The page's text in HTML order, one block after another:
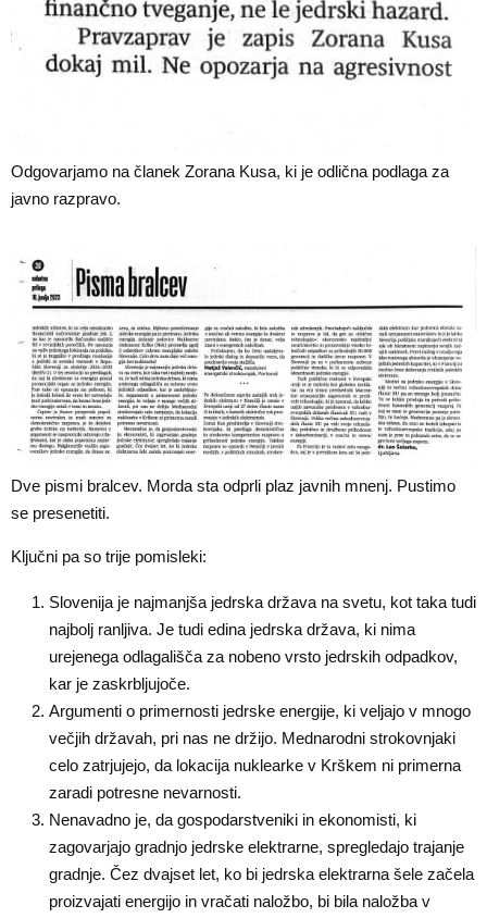
Odgovarjamo na članek Zorana Kusa, ki je odlična podlaga za
javno razpravo.
Dve pismi bralcev. Morda sta odprli plaz javnih mnenj. Pustimo
se presenetiti.
Ključni pa so trije pomisleki:
Slovenija je najmanjša jedrska država na svetu, kot taka tudi
najbolj ranljiva. Je tudi edina jedrska država, ki nima
urejenega odlagališča za nobeno vrsto jedrskih odpadkov,
kar je zaskrbljujoče.
Argumenti o primernosti jedrske energije, ki veljajo v mnogo
večjih državah, pri nas ne držijo. Mednarodni strokovnjaki
celo zatrjujejo, da lokacija nuklearke v Krškem ni primerna
zaradi potresne nevarnosti.
Nenavadno je, da gospodarstveniki in ekonomisti, ki
zagovarjajo gradnjo jedrske elektrarne, spregledajo trajanje
gradnje. Čez dvajset let, ko bi jedrska elektrarna šele začela
proizvajati energijo in vračati naložbo, bi bila naložba v